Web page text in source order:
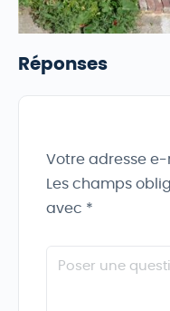
Réponses
Votre adresse
Les champs
avec *